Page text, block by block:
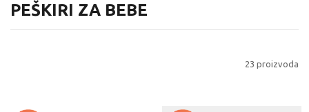
PEŠKIRI ZA BEBE
23 proizvoda